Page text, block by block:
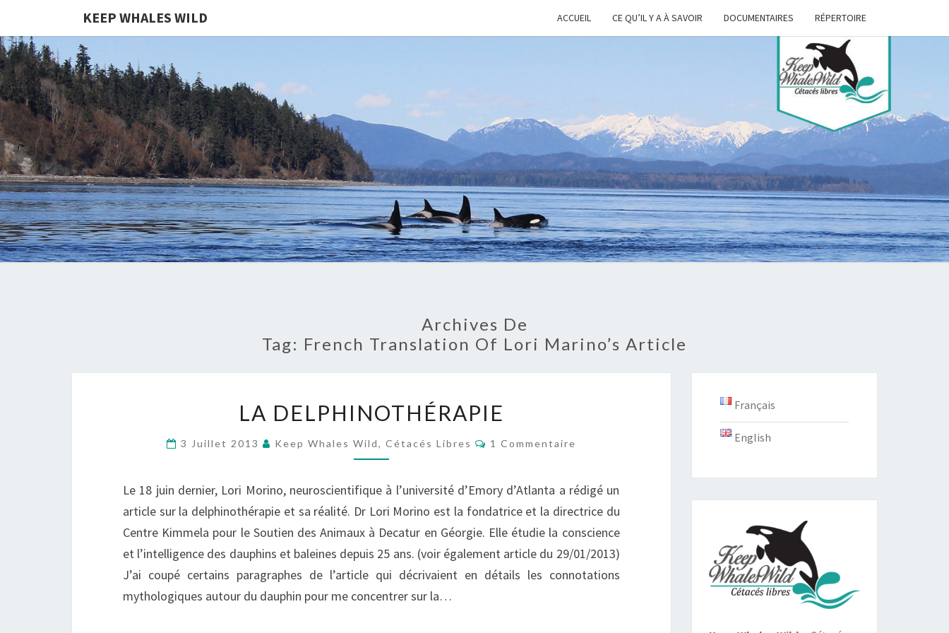
KEEP WHALES WILD ACCUEIL CE QU’IL Y A À SAVOIR DOCUMENTAIRES RÉPERTOIRE
KEEP
WHALES
Cétacés
Libres
Archives De
Tag: French Translation Of Lori Marino’s Article
DELPHINOTHÉRAPIE
LA DELPHINOTHÉRAPIE
3 Juillet 2013 Keep Whales Wild, Cétacés Libres Commentaires
1 Commentaire
Le 18 juin dernier, Lori Morino, neuroscientifique à l’université d’Emory d’Atlanta a rédigé un
article sur la delphinothérapie et sa réalité. Dr Lori Morino est la fondatrice et la directrice du
Centre Kimmela pour le Soutien des Animaux à Decatur en Géorgie. Elle étudie la conscience
et l’intelligence des dauphins et baleines depuis 25 ans. (voir également article du 29/01/2013)
J’ai coupé certains paragraphes de l’article qui décrivaient en détails les connotations
mythologiques autour du dauphin pour me concentrer sur la…
Français
English